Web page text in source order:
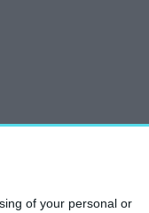
of your personal or